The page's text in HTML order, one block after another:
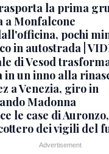
la prima
a Monfalcone
pochi
in autostrada |
di Vesod
un inno alla
a Venezia, giro in
Madonna
le case di
dei vigili del